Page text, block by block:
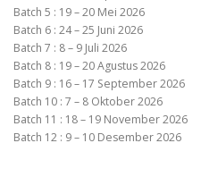
Batch 5 : 19 – 20 Mei 2026
Batch 6 : 24 – 25 Juni 2026
Batch 7 : 8 – 9 Juli 2026
Batch 8 : 19 – 20 Agustus 2026
Batch 9 : 16 – 17 September 2026
Batch 10 : 7 – 8 Oktober 2026
Batch 11 : 18 – 19 November 2026
Batch 12 : 9 – 10 Desember 2026